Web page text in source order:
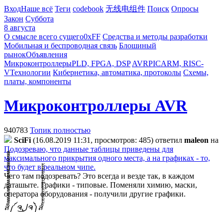
ВходНаше всё Теги codebook 无线电组件 Поиск Опросы
Закон Суббота
8 августа
О смысле всего сущего0xFF Средства и методы разработки
Мобильная и беспроводная связь Блошиный
рынокОбъявления
МикроконтроллерыPLD, FPGA, DSP AVRPICARM, RISC-
VТехнологии Кибернетика, автоматика, протоколы Схемы,
платы, компоненты
Микроконтроллеры AVR
940783 Топик полностью
SciFi (16.08.2019 11:31, просмотров: 485) ответил maleon на
Подозреваю, что данные таблицы приведены для
максимального прикрытия одного места, а на графиках - то,
что будет в реальном чипе.
Чего там подозревать? Это всегда и везде так, в каждом
даташыте. Графики - типовые. Поменяли химию, маски,
оператора оборудования - получили другие графики.
ส็็็็็็็็็็็็็็็็็็็็็็็็็༼ ຈل͜ຈ༽ส้้้้้้้้้้้้้้้้้้้้้้้